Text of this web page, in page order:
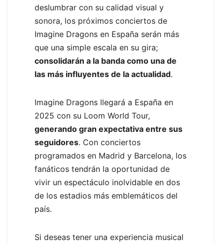
deslumbrar con su calidad visual y
sonora, los próximos conciertos de
Imagine Dragons en España serán más
que una simple escala en su gira;
consolidarán a la banda como una de
las más influyentes de la actualidad.
Imagine Dragons llegará a España en
2025 con su Loom World Tour,
generando gran expectativa entre sus
seguidores. Con conciertos
programados en Madrid y Barcelona, los
fanáticos tendrán la oportunidad de
vivir un espectáculo inolvidable en dos
de los estadios más emblemáticos del
país.
Si deseas tener una experiencia musical